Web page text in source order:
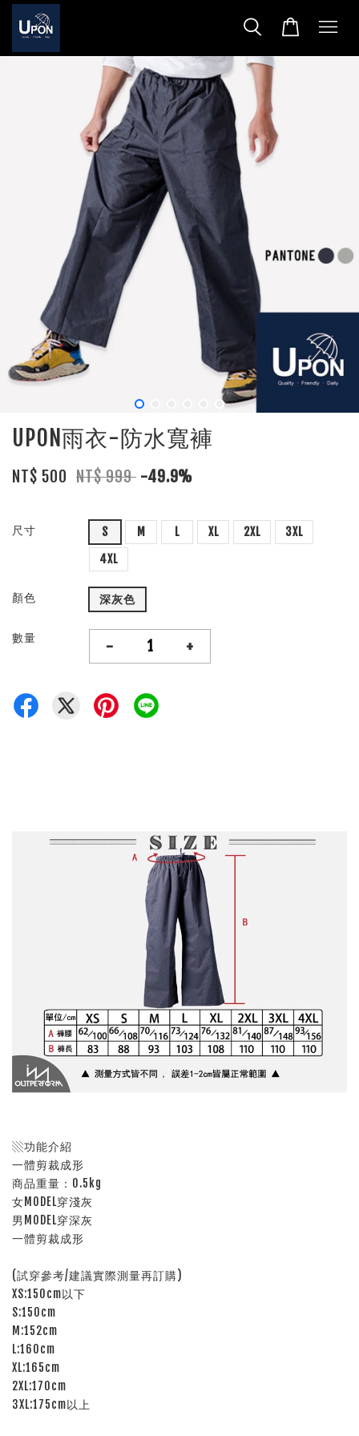
UPON雨衣-防水寬褲
NT$ 500 NT$ 999 -49.9%
尺寸 S M L XL 2XL
3XL
4XL
顏色 深灰色
數量 - +
▧功能介紹
一體剪裁成形
商品重量：0.5kg
女MODEL穿淺灰
男MODEL穿深灰
一體剪裁成形
(試穿參考/建議實際測量再訂購)
XS:150cm以下
S:150cm
M:152cm
L:160cm
XL:165cm
2XL:170cm
3XL:175cm以上